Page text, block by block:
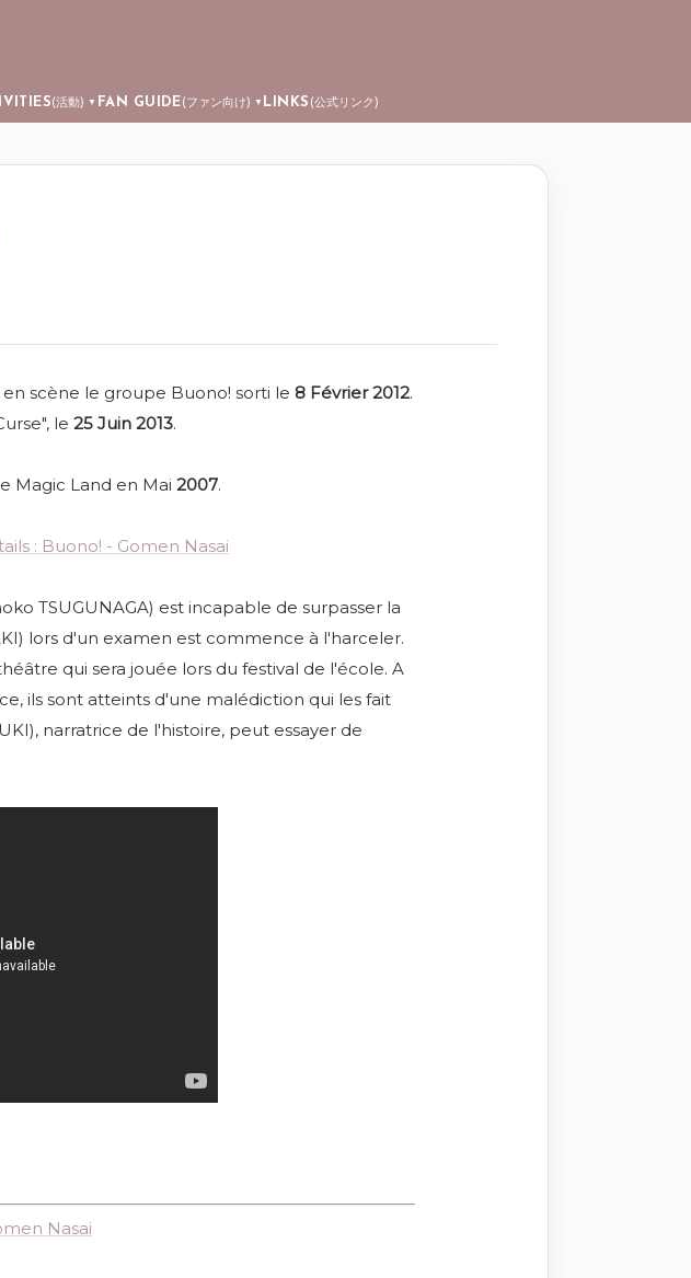
(活動) ▼ FAN GUIDE(ファン向け) ▼ LINKS (公式リンク)
scène le groupe Buono! sorti le 8 Février 2012.
le 25 Juin 2013.
Magic Land en Mai 2007.
TSUGUNAGA) est incapable de surpasser la
lors d'un examen est commence à l'harceler.
qui sera jouée lors du festival de l'école. A
ils sont atteints d'une malédiction qui les fait
narratrice de l'histoire, peut essayer de